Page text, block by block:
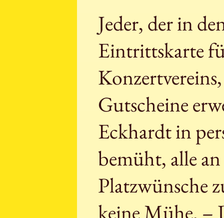
Jeder, der in
Eintrittskarte
Gutscheine
Eckhardt in
bemüht, alle
Platzwünsche
keine Mühe. –